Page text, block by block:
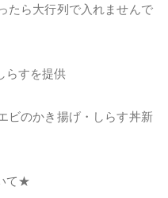
たら大行列で入れませんで
らすを提供
ビのかき揚げ・しらす丼新
て★